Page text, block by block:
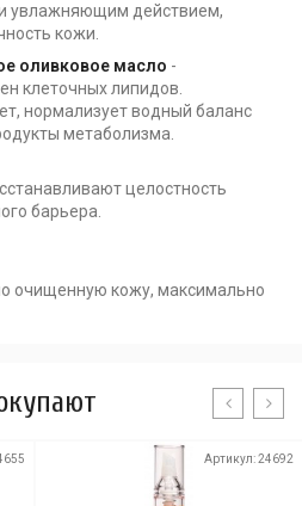
увлажняющим действием,
кожи.
оливковое масло -
клеточных липидов.
нормализует водный баланс
метаболизма.
целостность
барьера.
очищенную кожу, максимально
Артикул:24692